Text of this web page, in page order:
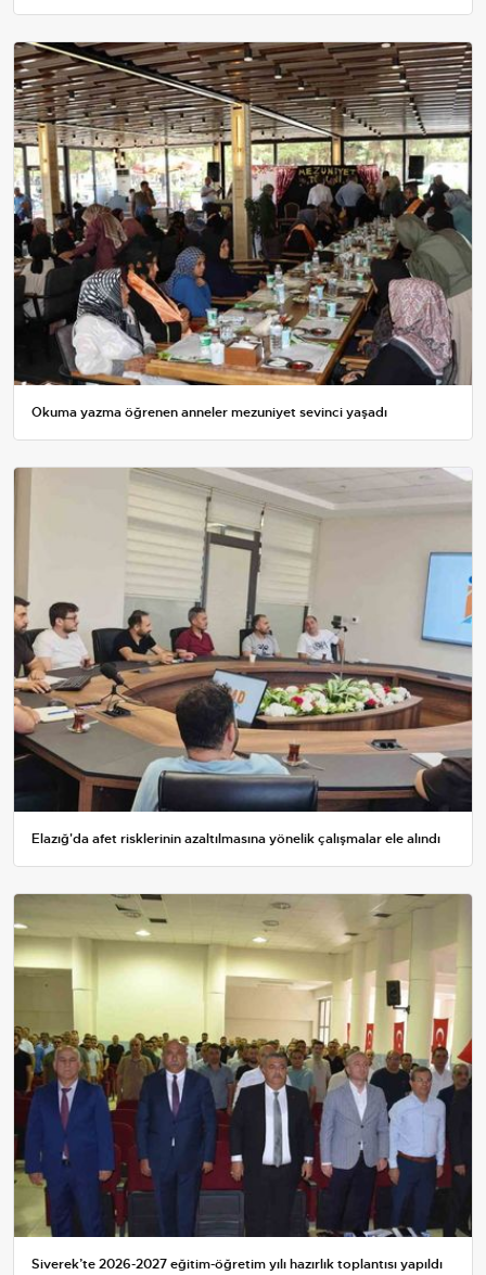
Okuma yazma öğrenen anneler mezuniyet sevinci yaşadı
Elazığ'da afet risklerinin azaltılmasına yönelik çalışmalar ele alındı
Siverek’te 2026-2027 eğitim-öğretim yılı hazırlık toplantısı yapıldı